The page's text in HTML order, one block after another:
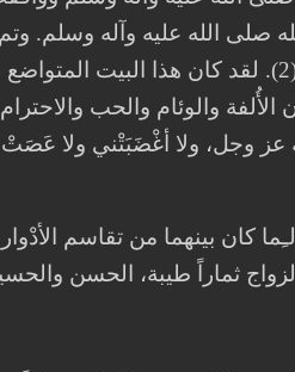
صلى الله عليه وآله وسلم.
ولتأثيث البيت الذي سيأويهما عليهما السلام(2).
الأُلفة والوئام والحب
عز وجل، ولا أغْضَبَتْني ولا
كان بينهما من تقاسم
ثماراً طيبة، الحسن